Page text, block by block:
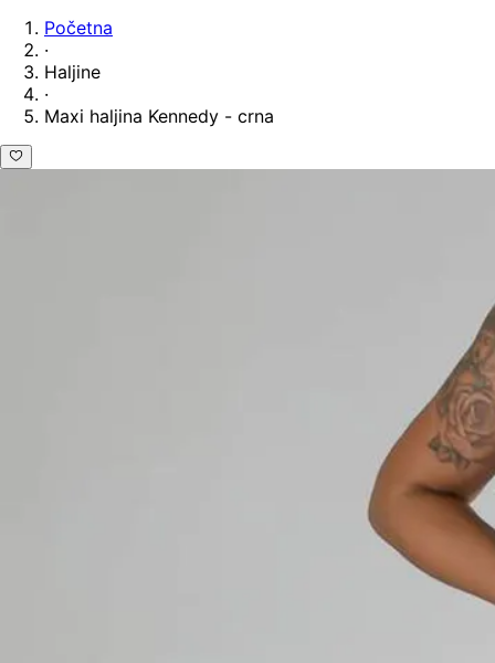
Početna
·
Haljine
·
Maxi haljina Kennedy - crna